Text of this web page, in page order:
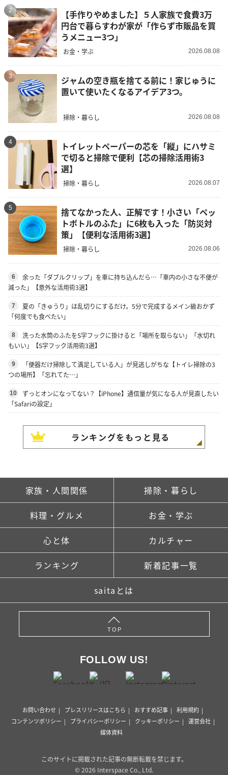
2
【手作りやめました】５人家族で食費3万
円台で暮らすわが家が「作らず市販品を買
うメニュー3つ」
お金・学ぶ 2026.08.08
3
ジャムの空き瓶を捨てる前に！家じゅうに
置いて使いたくなるアイデア3つ。
掃除・暮らし 2026.08.08
4
トイレットペーパーの芯を「縦」にハサミ
で切ると掃除で便利【芯の掃除活用術3
選】
掃除・暮らし 2026.08.07
5
捨てなかった人、正解です！小さい「ペッ
トボトルのふた」に6枚も入った「防災対
策」【便利な活用術3選】
掃除・暮らし 2026.08.06
6
余った「ダブルクリップ」を車に持ち込んだら…「車内の小さな不便が
減った」【意外な活用術3選】
7
夏の「きゅうり」は乱切りにするだけ。5分で完成するメイン級おかず
「何度でも食べたい」
8
洗った水筒のふたをS字フックに掛けると「場所を取らない」「水切れ
もいい」【S字フック活用術3選】
9
「便器だけ掃除して満足している人」が見逃しがちな【トイレ掃除の3
つの場所】「忘れてた…」
10
ずっとオンになってない？【iPhone】通信量が気になる人が見直したい
「Safariの設定」
ランキングをもっと見る
家族・人間関係 掃除・暮らし
料理・グルメ お金・学ぶ
心と体 カルチャー
ランキング 新着記事一覧
saitaとは
TOP
FOLLOW US!
お問い合わせ プレスリリースはこちら おすすめ記事
利用規約
コンテンツポリシー
プライバシーポリシー クッキーポリシー
運営会社
媒体資料
このサイトに掲載された記事の無断転載を禁じます。
© 2026 Interspace Co., Ltd.